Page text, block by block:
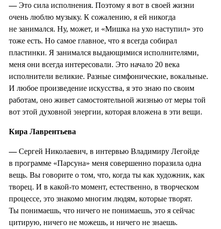
—Это сила исполнения. Поэтому я вот в своей жизни
очень люблю музыку. К сожалению, я ей никогда
не занимался. Ну, может, и «Мишка на ухо наступил» это
тоже есть. Но самое главное, что я всегда собирал
пластинки. Я занимался выдающимися исполнителями,
меня они всегда интересовали. Это начало 20 века
исполнители великие. Разные симфонические, вокальные.
И любое произведение искусства, я это знаю по своим
работам, оно живет самостоятельной жизнью от меры той
вот этой духовной энергии, которая вложена в эти вещи.
Кира Лаврентьева
—Сергей Николаевич, в интервью Владимиру Легойде
в программе «Парсуна» меня совершенно поразила одна
вещь. Вы говорите о том, что, когда ты как художник, как
творец. И в какой-то момент, естественно, в творческом
процессе, это знакомо многим людям, которые творят.
Ты понимаешь, что ничего не понимаешь, это я сейчас
цитирую, ничего не можешь, и ничего не знаешь.